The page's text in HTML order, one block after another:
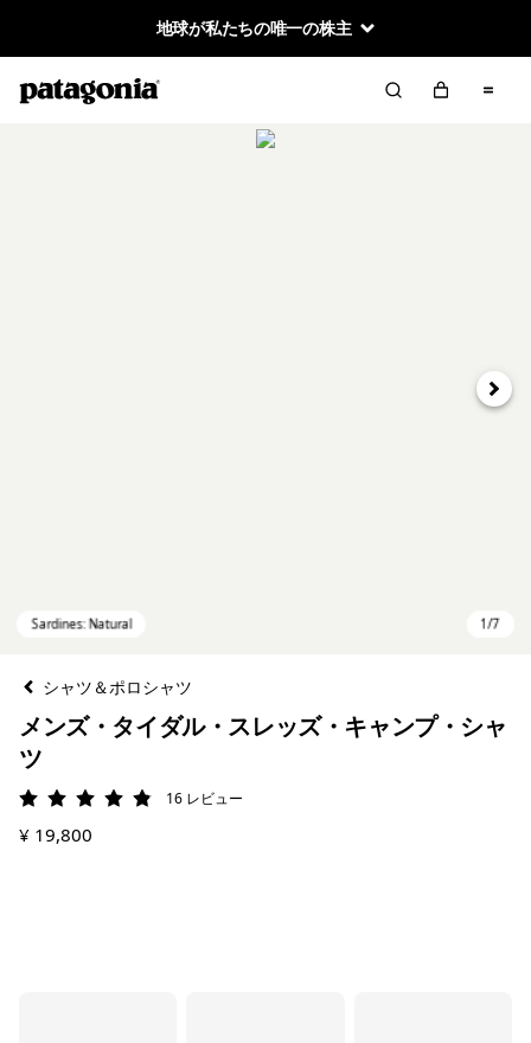
地球が私たちの唯一の株主
次へ
シャツ＆ポロシャツ
メンズ・タイダル・スレッズ・キャンプ・シャ
ツ
評価: 4.9 / 5
16 レビュー
¥ 19,800